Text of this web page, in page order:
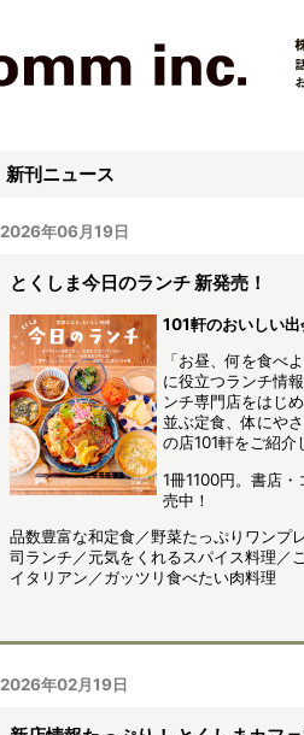
新刊ニュース
2026年06月19日
とくしま今日のランチ 新発売！
101軒のおいしい出
「お昼、何を食べ
に役立つランチ情
ンチ専門店をはじ
並ぶ定食、体にや
の店101軒をご紹介
1冊1100円。書店
売中！
品数豊富な和定食／野菜たっぷりワンプ
司ランチ／元気をくれるスパイス料理／
イタリアン／ガッツリ食べたい肉料理
2026年02月19日